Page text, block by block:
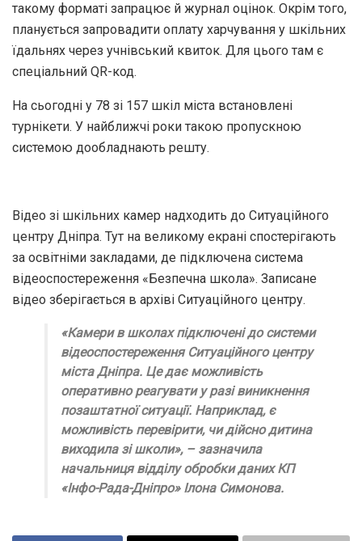
такому форматі запрацює й журнал оцінок. Окрім того,
планується запровадити оплату харчування у шкільних
їдальнях через учнівський квиток. Для цього там є
спеціальний QR-код.
На сьогодні у 78 зі 157 шкіл міста встановлені
турнікети. У найближчі роки такою пропускною
системою дообладнають решту.
Відео зі шкільних камер надходить до Ситуаційного
центру Дніпра. Тут на великому екрані спостерігають
за освітніми закладами, де підключена система
відеоспостереження «Безпечна школа». Записане
відео зберігається в архіві Ситуаційного центру.
«Камери в школах підключені до системи
відеоспостереження Ситуаційного центру
міста Дніпра. Це дає можливість
оперативно реагувати у разі виникнення
позаштатної ситуації. Наприклад, є
можливість перевірити, чи дійсно дитина
виходила зі школи», – зазначила
начальниця відділу обробки даних КП
«Інфо-Рада-Дніпро» Ілона Симонова.